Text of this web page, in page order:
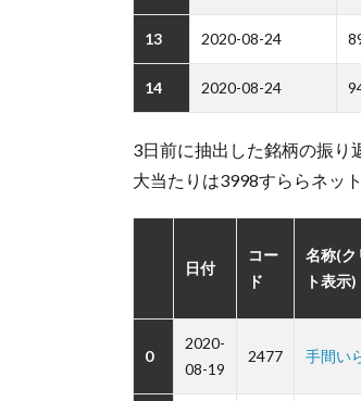
13 2020-08-24
14 2020-08-24
3日前に抽出した銘柄の振り
大当たりは3998すららネッ
日付
コー
ド
名称(ク
ト表示)
0
2020-
08-19
2477 手間い